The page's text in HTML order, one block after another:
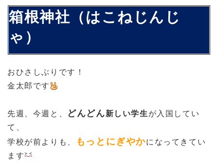
箱根神社（はこねじんじ
ゃ）
おひさしぶりです！
金太郎です
先週、今週と、 どんどん新しい学生が入国してい
て、
学校が前よりも、
もっとにぎやかになってきてい
ます